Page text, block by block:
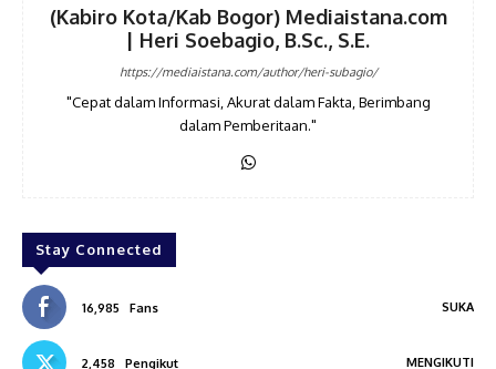
(Kabiro Kota/Kab Bogor) Mediaistana.com
| Heri Soebagio, B.Sc., S.E.
https://mediaistana.com/author/heri-subagio/
"Cepat dalam Informasi, Akurat dalam Fakta, Berimbang
dalam Pemberitaan."
Stay Connected
16,985 Fans SUKA
2,458 Pengikut MENGIKUTI